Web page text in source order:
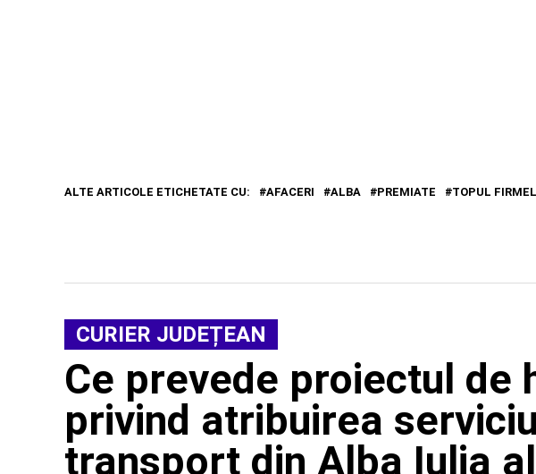
ALTE ARTICOLE ETICHETATE CU: AFACERI ALBA PREMIATE TOPUL
CURIER JUDEȚEAN
Ce prevede proiectul de
privind atribuirea
transport din Alba Iulia